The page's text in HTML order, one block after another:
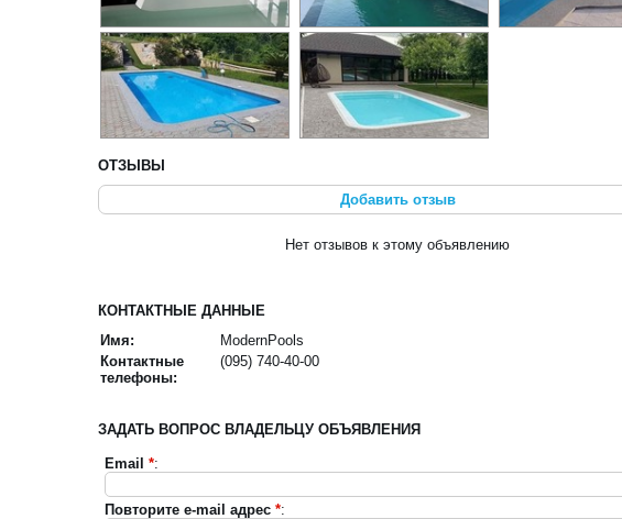
ОТЗЫВЫ
Добавить отзыв
Нет отзывов к этому объявлению
КОНТАКТНЫЕ ДАННЫЕ
Имя:
ModernPools
Контактные
телефоны:
(095) 740-40-00
ЗАДАТЬ ВОПРОС ВЛАДЕЛЬЦУ ОБЪЯВЛЕНИЯ
Email *:
Повторите e-mail адрес *: